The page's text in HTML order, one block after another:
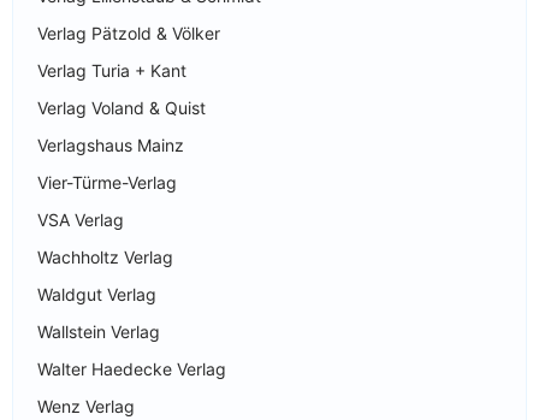
Verlag Pätzold & Völker
Verlag Turia + Kant
Verlag Voland & Quist
Verlagshaus Mainz
Vier-Türme-Verlag
VSA Verlag
Wachholtz Verlag
Waldgut Verlag
Wallstein Verlag
Walter Haedecke Verlag
Wenz Verlag